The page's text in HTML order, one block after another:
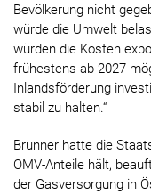
Bevölkerung nicht
würde die Umwelt
würden die Kosten
frühestens ab 2027
Inlandsförderung
stabil zu halten.“
Brunner hatte die
OMV-Anteile hält,
der Gasversorgung in